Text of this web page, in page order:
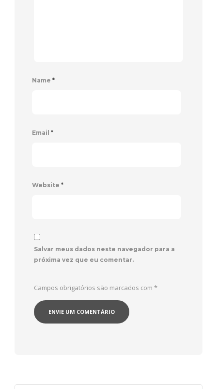
Name *
Email *
Website *
Salvar meus dados neste navegador para a
próxima vez que eu comentar.
Campos obrigatórios são marcados com *